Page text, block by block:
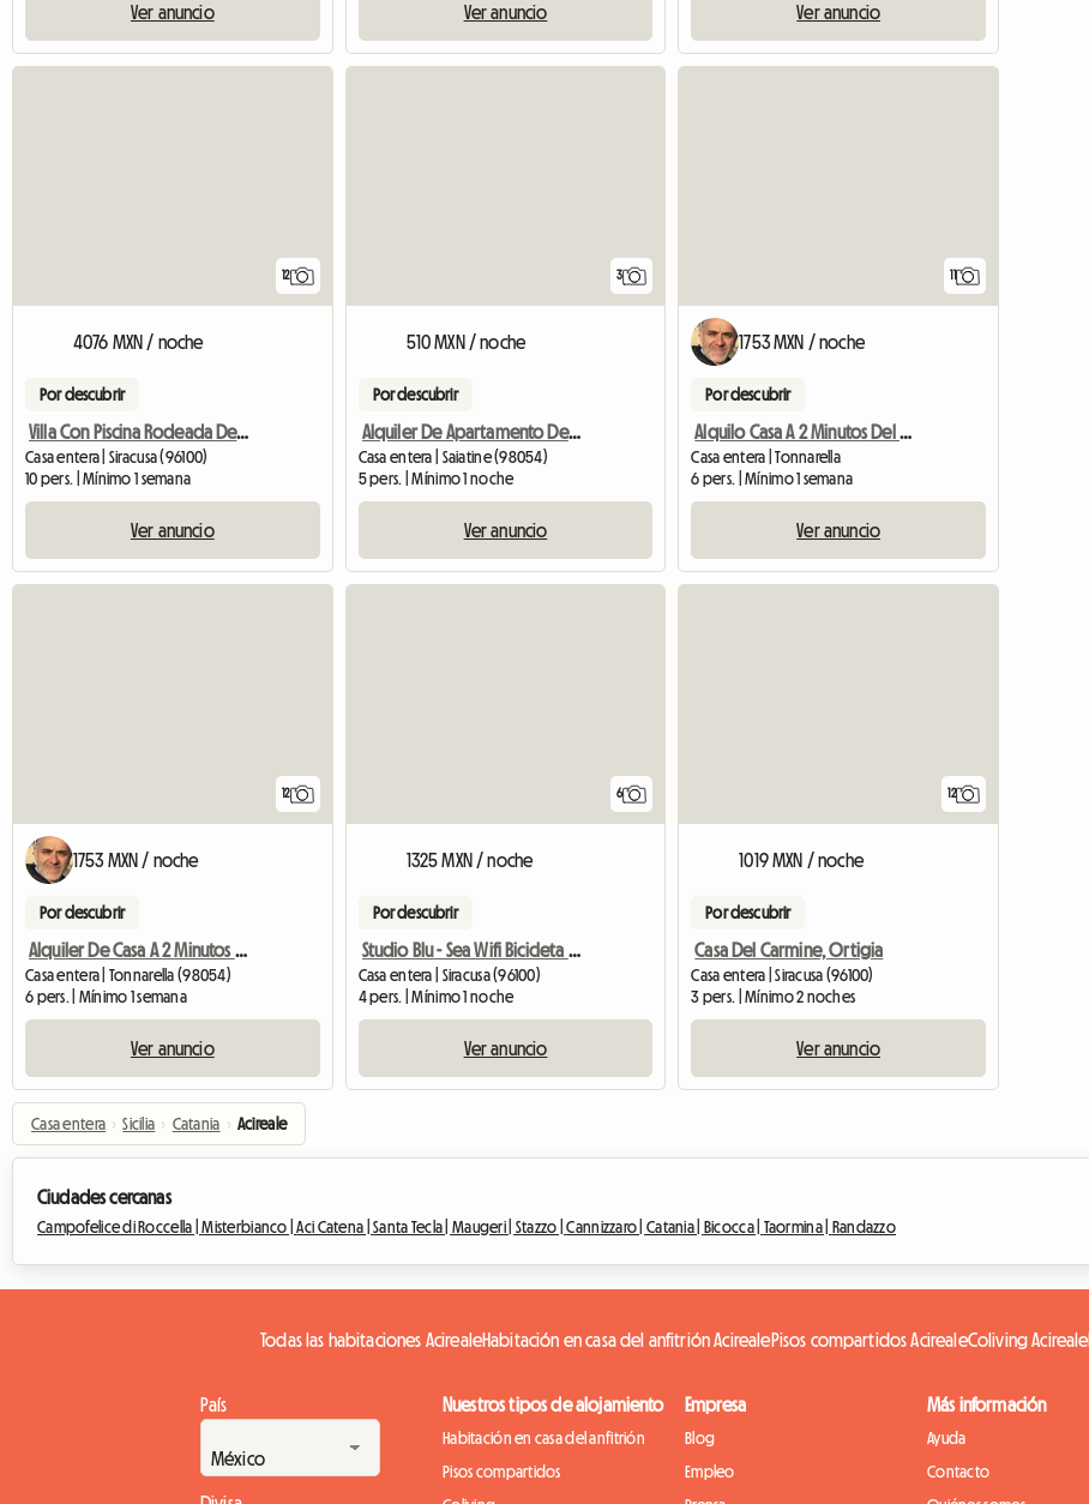
Ver anuncio Ver anuncio Ver anuncio
12
4076 MXN / noche
Por descubrir
Villa Con Piscina Rodeada De Vegetación
Casa entera | Siracusa (96100)
10 pers. | Mínimo 1 semana
Ver anuncio
3
510 MXN / noche
Por descubrir
Alquiler De Apartamento De Vacaciones
Casa entera | Saiatine (98054)
5 pers. | Mínimo 1 noche
Ver anuncio
11
1753 MXN / noche
Por descubrir
Alquilo Casa A 2 Minutos Del Mar
Casa entera | Tonnarella
6 pers. | Mínimo 1 semana
Ver anuncio
12
1753 MXN / noche
Por descubrir
Alquiler De Casa A 2 Minutos De La Playa
Casa entera | Tonnarella (98054)
6 pers. | Mínimo 1 semana
Ver anuncio
6
1325 MXN / noche
Por descubrir
Studio Blu - Sea Wifi Bicicleta Casa De Vacaciones
Casa entera | Siracusa (96100)
4 pers. | Mínimo 1 noche
Ver anuncio
12
1019 MXN / noche
Por descubrir
Casa Del Carmine, Ortigia
Casa entera | Siracusa (96100)
3 pers. | Mínimo 2 noches
Ver anuncio
Casa entera › Sicilia › Catania › Acireale
Ciudades cercanas
Campofelice di Roccella |Misterbianco |Aci Catena |Santa Tecla |Maugeri | Stazzo |Cannizzaro |Catania | Bicocca | Taormina | Randazzo
Todas las habitaciones AcirealeHabitación en casa del anfitrión AcirealePisos compartidos AcirealeColiving Acireale
País Nuestros tipos de alojamiento
Habitación en casa del anfitrión
Pisos compartidos
Empresa
Blog
Empleo
Más información
Ayuda
Contacto